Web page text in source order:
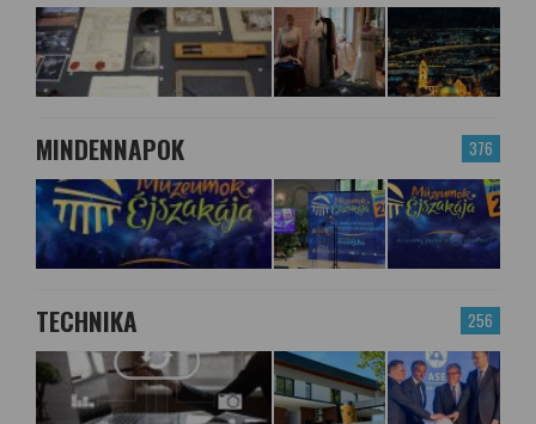
376
MINDENNAPOK
256
TECHNIKA